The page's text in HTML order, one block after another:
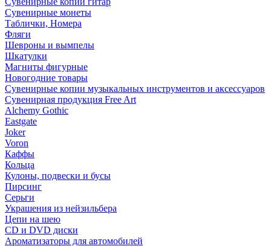
Сувенирные монеты
Таблички, Номера
Фляги
Шевроны и вымпелы
Шкатулки
Магниты фигурные
Новогодние товары
Сувенирные копии музыкальных инструментов и аксессуаров
Сувенирная продукция Free Art
Alchemy Gothic
Eastgate
Joker
Voron
Каффы
Кольца
Кулоны, подвески и бусы
Пирсинг
Серьги
Украшения из нейзильбера
Цепи на шею
CD и DVD диски
Ароматизаторы для автомобилей